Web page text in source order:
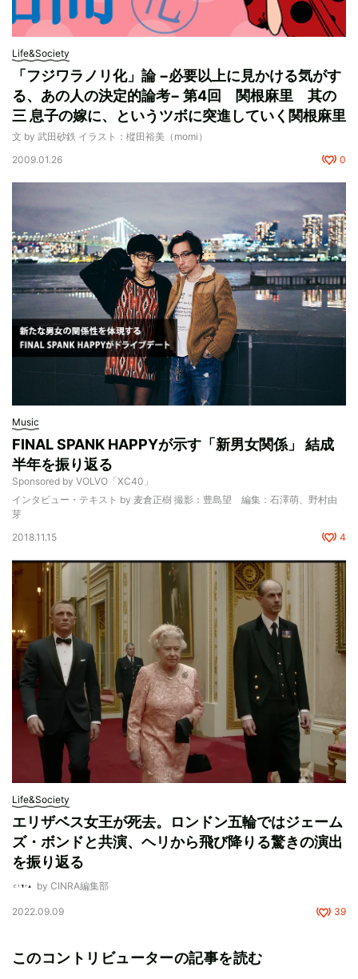
Life&Society
「フジワラノリ化」論 −必要以上に見かける気がす
る、あの人の決定的論考− 第4回 関根麻里 其の
三 息子の嫁に、というツボに突進していく関根麻里
文 by 武田砂鉄 イラスト：樅田裕美（momi）
2009.01.26
0
Music
FINAL SPANK HAPPYが示す「新男女関係」 結成
半年を振り返る
Sponsored by VOLVO「XC40」
インタビュー・テキスト by 麦倉正樹 撮影：豊島望 編集：石澤萌、野村由
芽
2018.11.15
4
Life&Society
エリザベス女王が死去。ロンドン五輪ではジェーム
ズ・ボンドと共演、ヘリから飛び降りる驚きの演出
を振り返る
by CINRA編集部
2022.09.09 39
このコントリビューターの記事を読む